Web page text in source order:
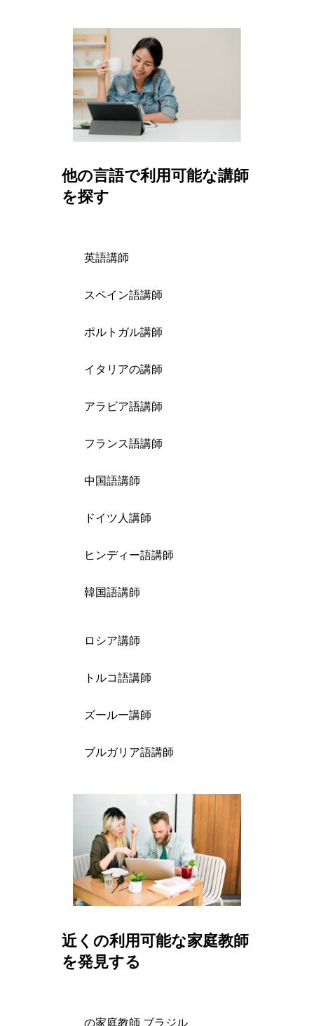
他の言語で利用可能な講師
を探す
英語講師
スペイン語講師
ポルトガル講師
イタリアの講師
アラビア語講師
フランス語講師
中国語講師
ドイツ人講師
ヒンディー語講師
韓国語講師
ロシア講師
トルコ語講師
ズールー講師
ブルガリア語講師
近くの利用可能な家庭教師
を発見する
の家庭教師 ブラジル